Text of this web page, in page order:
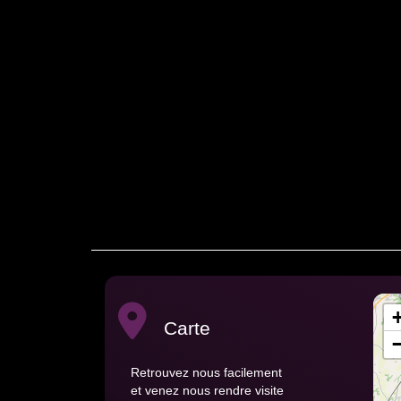
Carte
Retrouvez nous facilement
et venez nous rendre visite